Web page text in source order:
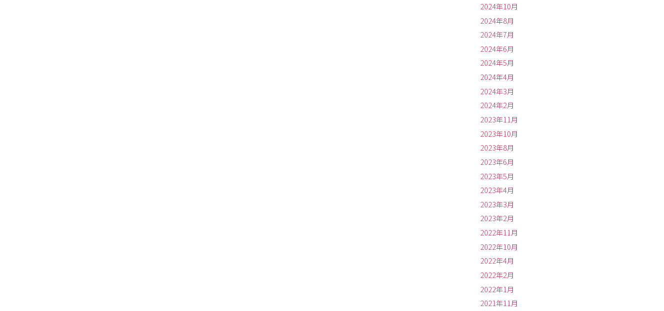
2024年10月
2024年8月
2024年7月
2024年6月
2024年5月
2024年4月
2024年3月
2024年2月
2023年11月
2023年10月
2023年8月
2023年6月
2023年5月
2023年4月
2023年3月
2023年2月
2022年11月
2022年10月
2022年4月
2022年2月
2022年1月
2021年11月